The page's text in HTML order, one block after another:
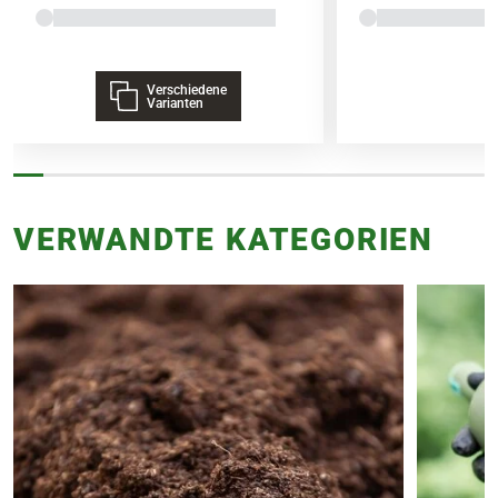
Topf oder dem Topfvolumen.
Verschiedene
Varianten
VERWANDTE KATEGORIEN